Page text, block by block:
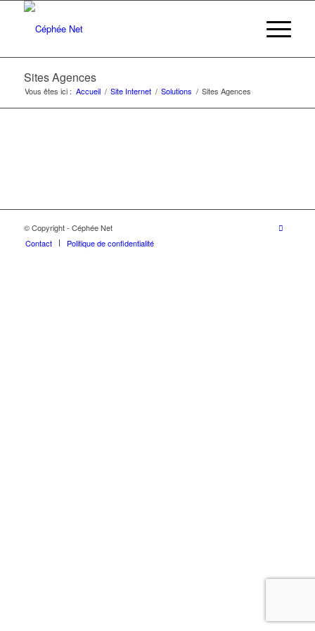
Sites Agences
Vous êtes ici : Accueil / Site Internet / Solutions / Sites Agences
© Copyright - Céphée Net
Contact
Politique de confidentialité